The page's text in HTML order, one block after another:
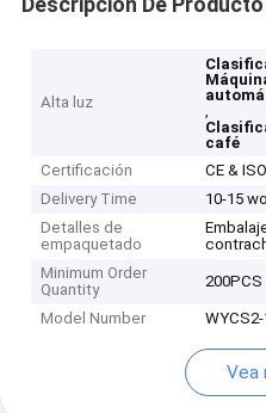
Alta luz
,
café
Certificación
CE &
Delivery Time
10-15
Detalles de
empaquetado
Minimum Order
Quantity
200PCS
Model Number
Vea